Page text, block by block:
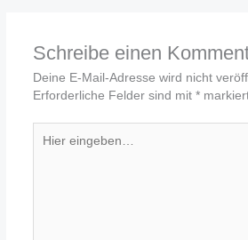
Schreibe einen
Deine E-Mail-Adresse wird nicht
Erforderliche Felder sind mit *
eingeben…